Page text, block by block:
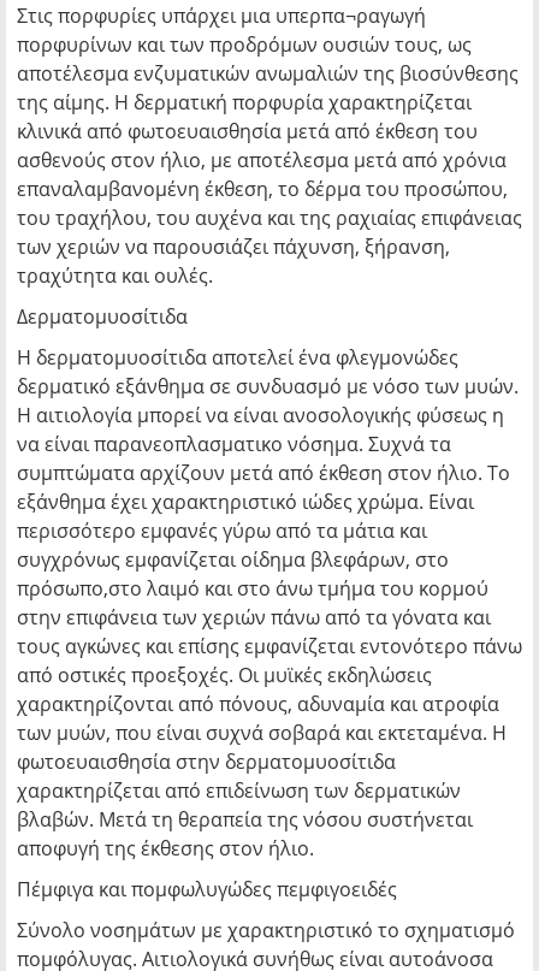
Στις πορφυρίες υπάρχει μια υπερπα¬ραγωγή
πορφυρίνων και των προδρόμων ουσιών τους, ως
αποτέλεσμα ενζυματικών ανωμαλιών της βιοσύνθεσης
της αίμης. Η δερματική πορφυρία χαρακτηρίζεται
κλινικά από φωτοευαισθησία μετά από έκθεση του
ασθενούς στον ήλιο, με αποτέλεσμα μετά από χρόνια
επαναλαμβανομένη έκθεση, το δέρμα του προσώπου,
του τραχήλου, του αυχένα και της ραχιαίας επιφάνειας
των χεριών να παρουσιάζει πάχυνση, ξήρανση,
τραχύτητα και ουλές.
Δερματομυοσίτιδα
Η δερματομυοσίτιδα αποτελεί ένα φλεγμονώδες
δερματικό εξάνθημα σε συνδυασμό με νόσο των μυών.
Η αιτιολογία μπορεί να είναι ανοσολογικής φύσεως η
να είναι παρανεοπλασματικο νόσημα. Συχνά τα
συμπτώματα αρχίζουν μετά από έκθεση στον ήλιο. Το
εξάνθημα έχει χαρακτηριστικό ιώδες χρώμα. Είναι
περισσότερο εμφανές γύρω από τα μάτια και
συγχρόνως εμφανίζεται οίδημα βλεφάρων, στο
πρόσωπο,στο λαιμό και στο άνω τμήμα του κορμού
στην επιφάνεια των χεριών πάνω από τα γόνατα και
τους αγκώνες και επίσης εμφανίζεται εντονότερο πάνω
από οστικές προεξοχές. Οι μυϊκές εκδηλώσεις
χαρακτηρίζονται από πόνους, αδυναμία και ατροφία
των μυών, που είναι συχνά σοβαρά και εκτεταμένα. Η
φωτοευαισθησία στην δερματομυοσίτιδα
χαρακτηρίζεται από επιδείνωση των δερματικών
βλαβών. Μετά τη θεραπεία της νόσου συστήνεται
αποφυγή της έκθεσης στον ήλιο.
Πέμφιγα και πομφωλυγώδες πεμφιγοειδές
Σύνολο νοσημάτων με χαρακτηριστικό το σχηματισμό
πομφόλυγας. Αιτιολογικά συνήθως είναι αυτοάνοσα